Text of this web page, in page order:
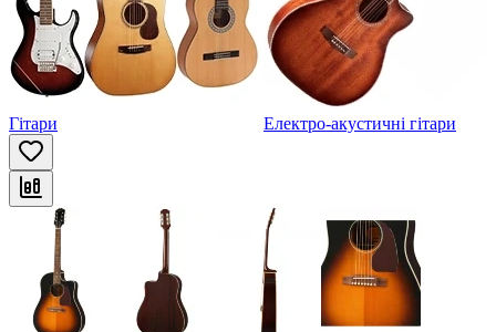
Гітари Електро-акустичні гітари